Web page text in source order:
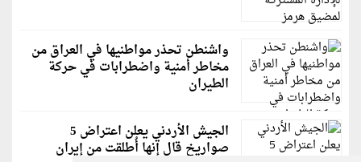
واشنطن تحذر مواطنيها في العراق من
مخاطر أمنية واضطرابات في حركة
الطيران
الجيش الأردني يعلن اعتراض 5
صواريخ قال إنها أُطلقت من إيران